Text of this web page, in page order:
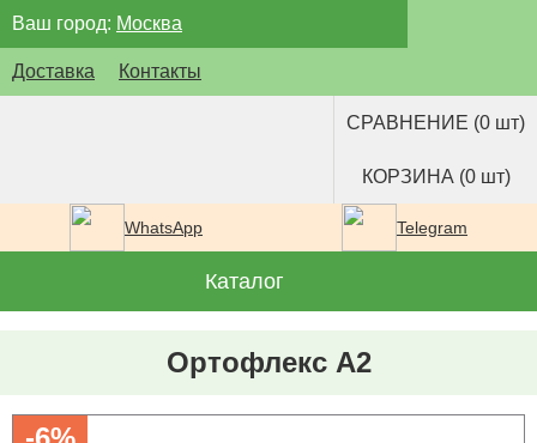
Ваш город: Москва
Доставка Контакты
СРАВНЕНИЕ (0 шт)
КОРЗИНА (0 шт)
WhatsApp Telegram
Каталог
Ортофлекс А2